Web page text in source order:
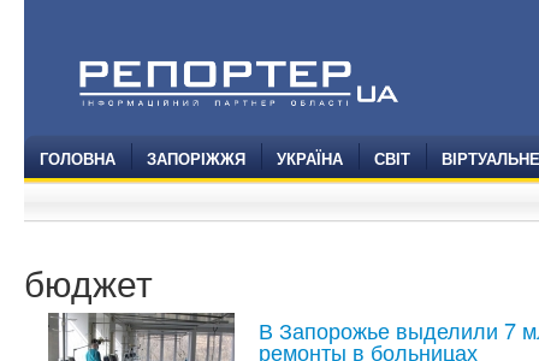
ГОЛОВНА ЗАПОРІЖЖЯ УКРАЇНА СВІТ
бюджет
В Запорожье выделили 7
ремонты в больницах